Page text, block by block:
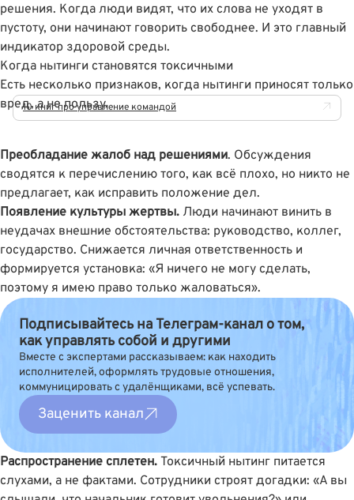
решения. Когда люди видят, что их слова не уходят в
пустоту, они начинают говорить свободнее. И это главный
индикатор здоровой среды.
Когда нытинги становятся токсичными
Есть несколько признаков, когда нытинги приносят только
вред, а не пользу.
10 книг про управление командой
Преобладание жалоб над решениями. Обсуждения
сводятся к перечислению того, как всё плохо, но никто не
предлагает, как исправить положение дел.
Появление культуры жертвы. Люди начинают винить в
неудачах внешние обстоятельства: руководство, коллег,
государство. Снижается личная ответственность и
формируется установка: «Я ничего не могу сделать,
поэтому я имею право только жаловаться».
Подписывайтесь на Телеграм-канал о том,
как управлять собой и другими
Вместе с экспертами рассказываем: как находить
исполнителей, оформлять трудовые отношения,
коммуницировать с удалёнщиками, всё успевать.
Заценить канал
Распространение сплетен. Токсичный нытинг питается
слухами, а не фактами. Сотрудники строят догадки: «А вы